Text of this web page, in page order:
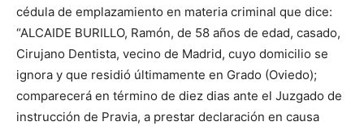
cédula de emplazamiento en materia criminal que dice:
“ALCAIDE BURILLO, Ramón, de 58 años de edad, casado,
Cirujano Dentista, vecino de Madrid, cuyo domicilio se
ignora y que residió últimamente en Grado (Oviedo);
comparecerá en término de diez dias ante el Juzgado de
instrucción de Pravia, a prestar declaración en causa